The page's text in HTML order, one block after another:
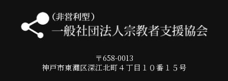
〒658-0013
神戸市東灘区深江北町４丁目１０番１５号